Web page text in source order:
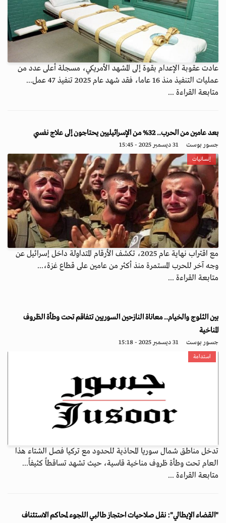
عادت عقوبة الإعدام بقوة إلى المشهد الأمريكي، مسجلة أعلى عدد من
عمليات التنفيذ منذ 16 عاما، فقد شهد عام 2025 تنفيذ 47 عمل...
متابعة القراءة ...
بعد عامين من الحرب.. 32% من الإسرائيليين يحتاجون إلى علاج نفسي
جسور بوست 31 ديسمبر 2025 - 15:45
إنسانيات
مع اقتراب نهاية عام 2025، تكشف الأرقام المتداولة داخل إسرائيل عن
وجه آخر للحرب المستمرة منذ أكثر من عامين على قطاع غزة،...
متابعة القراءة ...
بين الثلوج والخيام.. معاناة النازحين السوريين تتفاقم تحت وطأة الظروف
المناخية
جسور بوست 31 ديسمبر 2025 - 15:18
استدامة
تدخل مناطق شمال سوريا المحاذية للحدود مع تركيا فصل الشتاء هذا
العام تحت وطأة ظروف مناخية قاسية، حيث تشهد تساقطاً كثيفاً...
متابعة القراءة ...
"القضاء الإيطالي": نقل صلاحيات احتجاز طالبي اللجوء لمحاكم الاستئناف